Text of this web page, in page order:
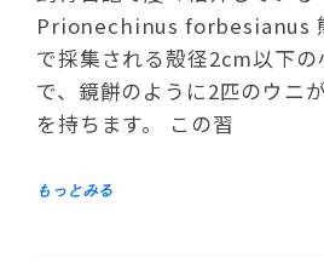
Prionechinus forbesianus
で採集される殻径2cm以下
で、鏡餅のように2匹のウニ
を持ちます。 この習